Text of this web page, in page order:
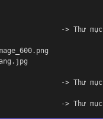
-> Thư mục
-> Thư mục
> Thư mục